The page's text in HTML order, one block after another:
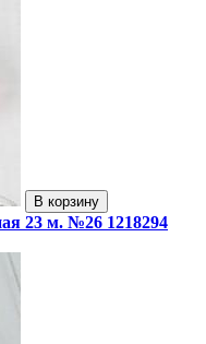
В корзину
23 м. №26 1218294